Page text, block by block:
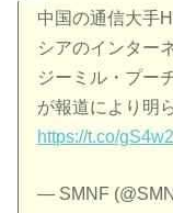
中国の通信大手
シアのインター
ジーミル・プー
が報道により明
https://t.co/
— SMNF